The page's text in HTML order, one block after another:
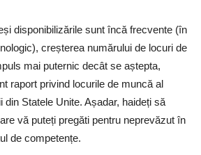
disponibilizările sunt încă frecvente (în
creșterea numărului de locuri de
mai puternic decât se aștepta,
raport privind locurile de muncă al
din Statele Unite. Așadar, haideți să
vă puteți pregăti pentru neprevăzut în
de competențe.